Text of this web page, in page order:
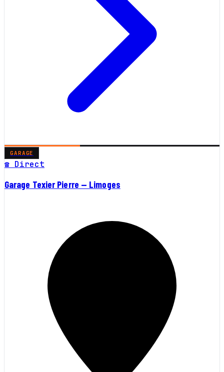
GARAGE
☎ Direct
Garage Texier Pierre — Limoges